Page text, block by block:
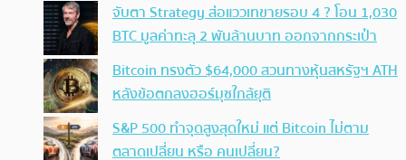
จับตา Strategy ส่อแววเทขายรอบ 4 ? โอน 1,030
BTC มูลค่าทะลุ 2 พันล้านบาท ออกจากกระเป๋า
Bitcoin ทรงตัว $64,000 สวนทางหุ้นสหรัฐฯ ATH
หลังข้อตกลงฮอร์มุซใกล้ยุติ
S&P 500 ทำจุดสูงสุดใหม่ แต่ Bitcoin ไม่ตาม
ตลาดเปลี่ยน หรือ คนเปลี่ยน?